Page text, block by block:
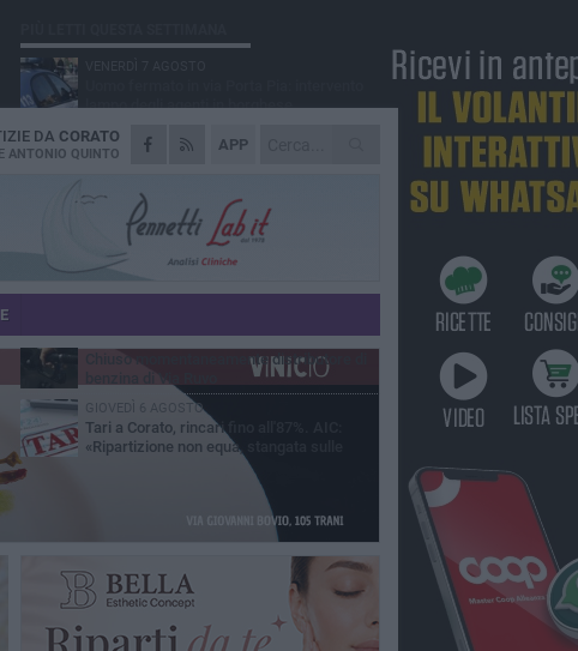
APP
DA CORATO
ANTONIO QUINTO
lampo degli agenti in borghese
GIOVEDÌ 6 AGOSTO
Gelato di San Domenico: il gusto che
GIOVEDÌ 6 AGOSTO
Gaetano Mongelli, sei anni per un sogno:
nasce a Corato "Megaad"
VENERDÌ 7 AGOSTO
Due aggressioni in pochi giorni tra Bari e
MERCOLEDÌ 5 AGOSTO
Chiuso momentaneamente distributore di
GIOVEDÌ 6 AGOSTO
Tari a Corato, rincari fino all'87%. AIC:
«Ripartizione non equa, stangata sulle
imprese»